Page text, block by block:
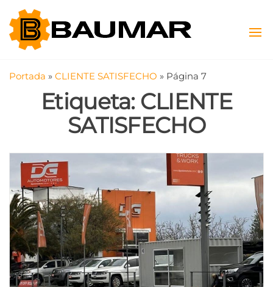
Saltar
contenido
Portada » CLIENTE SATISFECHO » Página 7
Etiqueta: CLIENTE
SATISFECHO